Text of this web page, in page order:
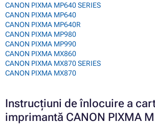
CANON PIXMA MP640 SERIES
CANON PIXMA MP640
CANON PIXMA MP640R
CANON PIXMA MP980
CANON PIXMA MP990
CANON PIXMA MX860
CANON PIXMA MX870 SERIES
CANON PIXMA MX870
Instrucțiuni de înlocuire a
imprimantă CANON PIXMA